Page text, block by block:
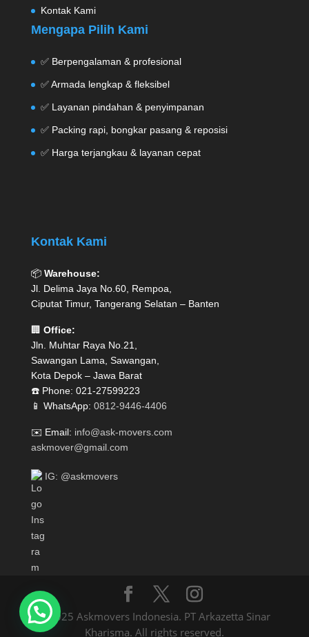
Kontak Kami
Mengapa Pilih Kami
✅ Berpengalaman & profesional
✅ Armada lengkap & fleksibel
✅ Layanan pindahan & penyimpanan
✅ Packing rapi, bongkar pasang & reposisi
✅ Harga terjangkau & layanan cepat
Kontak Kami
📦 Warehouse:
Jl. Delima Jaya No.60, Rempoa,
Ciputat Timur, Tangerang Selatan – Banten
🏢 Office:
Jln. Muhtar Raya No.21,
Sawangan Lama, Sawangan,
Kota Depok – Jawa Barat
☎️ Phone: 021-27599223
📱 WhatsApp: 0812-9446-4406
✉️ Email: info@ask-movers.com
askmover@gmail.com
IG: @askmovers
© 2025 Askmovers Indonesia. PT Arkazetta Sinar
Kharisma. All rights reserved.